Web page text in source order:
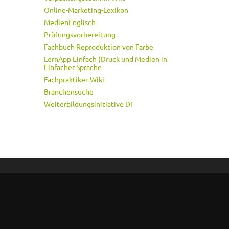
Online-Marketing-Lexikon
MedienEnglisch
Prüfungsvorbereitung
Fachbuch Reproduktion von Farbe
LernApp Einfach (Druck und Medien in
Einfacher Sprache
Fachpraktiker-Wiki
Branchensuche
Weiterbildungsinitiative DI